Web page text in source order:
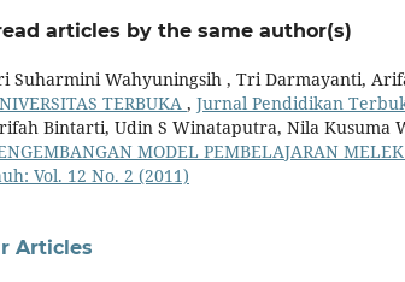
articles by the same author(s)
Suharmini Wahyuningsih , Tri Darmayanti,
TERBUKA , Jurnal Pendidikan
Bintarti, Udin S Winataputra, Nila Kusuma
MODEL PEMBELAJARAN
Vol. 12 No. 2 (2011)
Articles